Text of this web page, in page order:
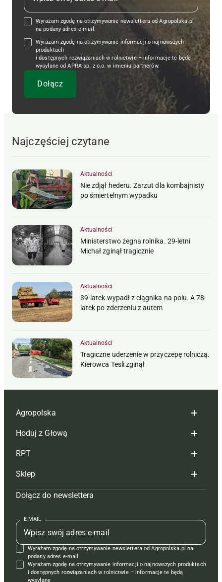
Wyrażam zgodę na otrzymywanie newslettera od Agropolska.pl
na podany adres e-mail.
Wyrażam zgodę na otrzymywanie informacji o najnowszych
produktach
i dostępnych rozwiązaniach w rolnictwie – informacje te będą
wysyłane od APRA sp. z o.o. w imieniu partnerów.
Najczęściej czytane
Aktualności
Nie zdjął hederu. Zarzut dla kombajnisty
po śmiertelnym wypadku
Aktualności
Ministerstwo żegna rolnika. 29-letni
Michał zginął tragicznie
Aktualności
39-latek wypadł z ciągnika na polu. A 78-
latek po zderzeniu z autem
Aktualności
Tragiczne uderzenie w przyczepę rolniczą.
Kierowca Tesli zginął
Agropolska
Redakcja
Reklama
Tagi
Mapa serwisu
Kontakt
Regulamin
Polityka prywatności
Hoduj z Głową
Hoduj z głową bydło
Hoduj z głową świnie
Prenumerata
Redakcja
Kontakt
Reklama
RPT
Redakcja
Prenumerata
Reklama
Kontakt
Krzyżówki
Sklep
Czasopisma i prenumerata
Książki
Regulamin
Dołącz do newslettera
E-MAIL
Wyrażam zgodę na otrzymywanie newslettera od Agropolska.pl na
podany adres e-mail.
Wyrażam zgodę na otrzymywanie informacji o najnowszych produktach
i dostępnych rozwiązaniach w rolnictwie – informacje te będą
wysyłane